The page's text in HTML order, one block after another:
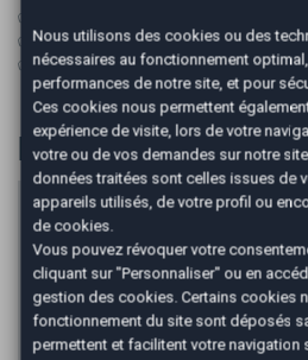
✅ Véhicule visible uniquement sur
✅ Sous réserve d’erreurs de
✅ Véhicule sélectionné et garanti
Financer
Prix du véhicule
Apport en €
Durée
Nous utilisons des cookies ou des
nécessaires au fonctionnement
performances de notre site, et pour
Ces cookies nous permettent
expérience de visite, lors de votre
votre ou de vos demandes sur notre
données traitées sont celles issues de
appareils utilisés, de votre profil ou
de cookies.
Vous pouvez révoquer votre
cliquant sur "Personnaliser" ou en
gestion des cookies. Certains cookies
fonctionnement du site sont déposés
permettent et facilitent votre navigation